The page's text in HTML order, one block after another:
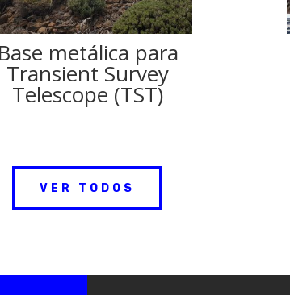
Base metálica para
Transient Survey
Telescope (TST)
VER TODOS